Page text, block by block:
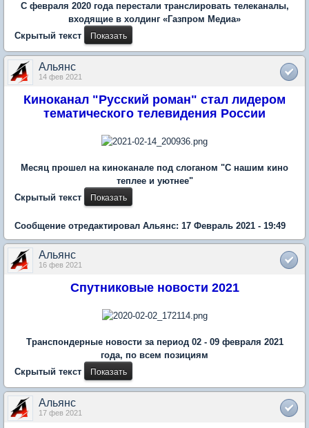
С февраля 2020 года перестали транслировать телеканалы,
входящие в холдинг «Газпром Медиа»
Скрытый текст
Альянс
14 фев 2021
Киноканал "Русский роман" стал лидером
тематического телевидения России
Месяц прошел на киноканале под слоганом "С нашим кино
теплее и уютнее"
Скрытый текст
Сообщение отредактировал Альянс: 17 Февраль 2021 - 19:49
Альянс
16 фев 2021
Спутниковые новости 2021
Транспондерные новости за период 02 - 09 февраля 2021
года, по всем позициям
Скрытый текст
Альянс
17 фев 2021